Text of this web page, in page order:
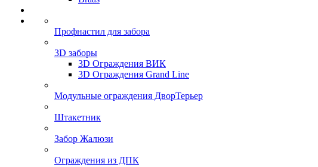
Профнастил для забора
3D заборы
3D Ограждения ВИК
3D Ограждения Grand Line
Модульные ограждения ДворТерьер
Штакетник
Забор Жалюзи
Ограждения из ДПК